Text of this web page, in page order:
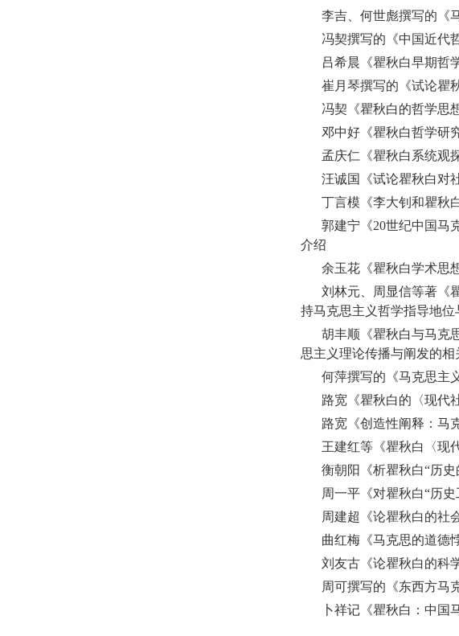
李吉、何世彪撰写的《
冯契撰写的《中国近代
吕希晨《瞿秋白早期哲
崔月琴撰写的《试论瞿
冯契《瞿秋白的哲学思想
邓中好《瞿秋白哲学研
孟庆仁《瞿秋白系统观
汪诚国《试论瞿秋白对
丁言模《李大钊和瞿秋
郭建宁《20世纪中国马
介绍
余玉花《瞿秋白学术思
刘林元、周显信等著《
持马克思主义哲学指导地
胡丰顺《瞿秋白与马克
思主义理论传播与阐发的相
何萍撰写的《马克思主
路宽《瞿秋白的〈现代
路宽《创造性阐释：马
王建红等《瞿秋白〈
衡朝阳《析瞿秋白“历史
周一平《对瞿秋白“历史
周建超《论瞿秋白的社
曲红梅《马克思的道德
刘友古《论瞿秋白的科
周可撰写的《东西方马
卜祥记《瞿秋白：中国